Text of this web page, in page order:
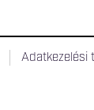
Adatkezelési